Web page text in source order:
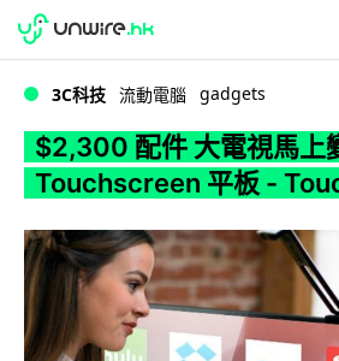
WWDC 2026
3C科技 流動電腦 gadgets
$2,300 配件 大電視馬上
Touchscreen 平板 -